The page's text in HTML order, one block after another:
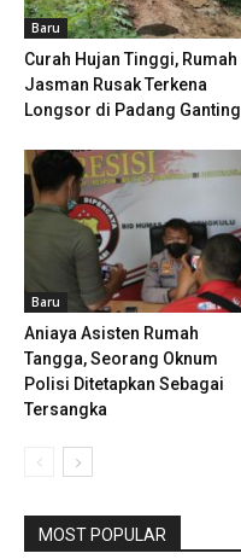
Baru
Curah Hujan Tinggi, Rumah
Jasman Rusak Terkena
Longsor di Padang Ganting
Baru
Aniaya Asisten Rumah
Tangga, Seorang Oknum
Polisi Ditetapkan Sebagai
Tersangka
MOST POPULAR